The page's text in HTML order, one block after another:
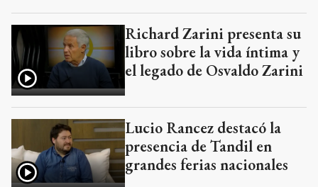
Richard Zarini presenta su
libro sobre la vida íntima y
el legado de Osvaldo Zarini
Lucio Rancez destacó la
presencia de Tandil en
grandes ferias nacionales